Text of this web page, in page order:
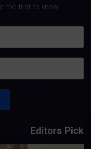
the first to know.
Editors Pick